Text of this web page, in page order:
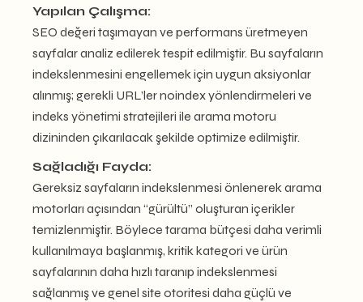
Yapılan Çalışma:
SEO değeri taşımayan ve performans üretmeyen
sayfalar analiz edilerek tespit edilmiştir. Bu sayfaların
indekslenmesini engellemek için uygun aksiyonlar
alınmış; gerekli URL’ler noindex yönlendirmeleri ve
indeks yönetimi stratejileri ile arama motoru
dizininden çıkarılacak şekilde optimize edilmiştir.
Sağladığı Fayda:
Gereksiz sayfaların indekslenmesi önlenerek arama
motorları açısından “gürültü” oluşturan içerikler
temizlenmiştir. Böylece tarama bütçesi daha verimli
kullanılmaya başlanmış, kritik kategori ve ürün
sayfalarının daha hızlı taranıp indekslenmesi
sağlanmış ve genel site otoritesi daha güçlü ve